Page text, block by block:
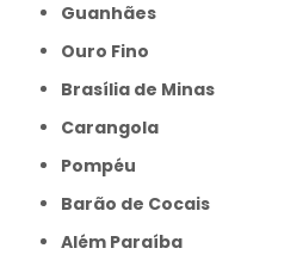
Guanhães
Ouro Fino
Brasília de Minas
Carangola
Pompéu
Barão de Cocais
Além Paraíba